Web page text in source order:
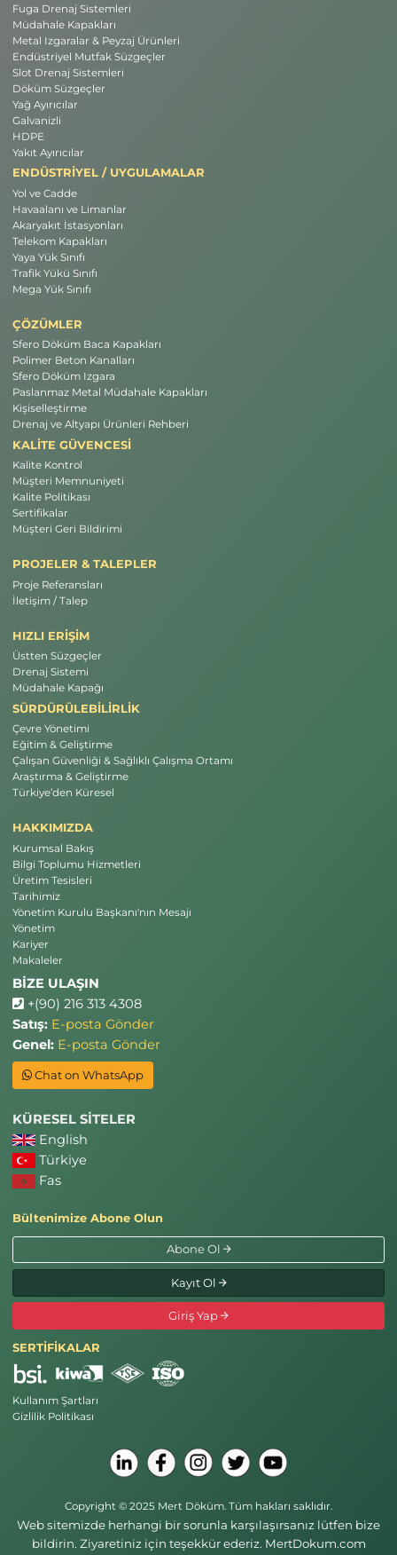
Fuga Drenaj Sistemleri
Müdahale Kapakları
Metal Izgaralar & Peyzaj Ürünleri
Endüstriyel Mutfak Süzgeçler
Slot Drenaj Sistemleri
Döküm Süzgeçler
Yağ Ayırıcılar
Galvanizli
HDPE
Yakıt Ayırıcılar
ENDÜSTRİYEL / UYGULAMALAR
Yol ve Cadde
Havaalanı ve Limanlar
Akaryakıt İstasyonları
Telekom Kapakları
Yaya Yük Sınıfı
Trafik Yükü Sınıfı
Mega Yük Sınıfı
ÇÖZÜMLER
Sfero Döküm Baca Kapakları
Polimer Beton Kanalları
Sfero Döküm Izgara
Paslanmaz Metal Müdahale Kapakları
Kişiselleştirme
Drenaj ve Altyapı Ürünleri Rehberi
KALİTE GÜVENCESİ
Kalite Kontrol
Müşteri Memnuniyeti
Kalite Politikası
Sertifikalar
Müşteri Geri Bildirimi
PROJELER & TALEPLER
Proje Referansları
İletişim / Talep
HIZLI ERİŞİM
Üstten Süzgeçler
Drenaj Sistemi
Müdahale Kapağı
SÜRDÜRÜLEBİLİRLİK
Çevre Yönetimi
Eğitim & Geliştirme
Çalışan Güvenliği & Sağlıklı Çalışma Ortamı
Araştırma & Geliştirme
Türkiye’den Küresel
HAKKIMIZDA
Kurumsal Bakış
Bilgi Toplumu Hizmetleri
Üretim Tesisleri
Tarihimiz
Yönetim Kurulu Başkanı'nın Mesajı
Yönetim
Kariyer
Makaleler
BİZE ULAŞIN
+(90) 216 313 4308
Satış: E-posta Gönder
Genel: E-posta Gönder
Chat on WhatsApp
KÜRESEL SİTELER
English
Türkiye
Fas
Bültenimize Abone Olun
Abone Ol
Kayıt Ol
Giriş Yap
SERTİFİKALAR
Kullanım Şartları
Gizlilik Politikası
Copyright © 2025 Mert Döküm. Tüm hakları saklıdır.
Web sitemizde herhangi bir sorunla karşılaşırsanız lütfen bize
bildirin. Ziyaretiniz için teşekkür ederiz. MertDokum.com